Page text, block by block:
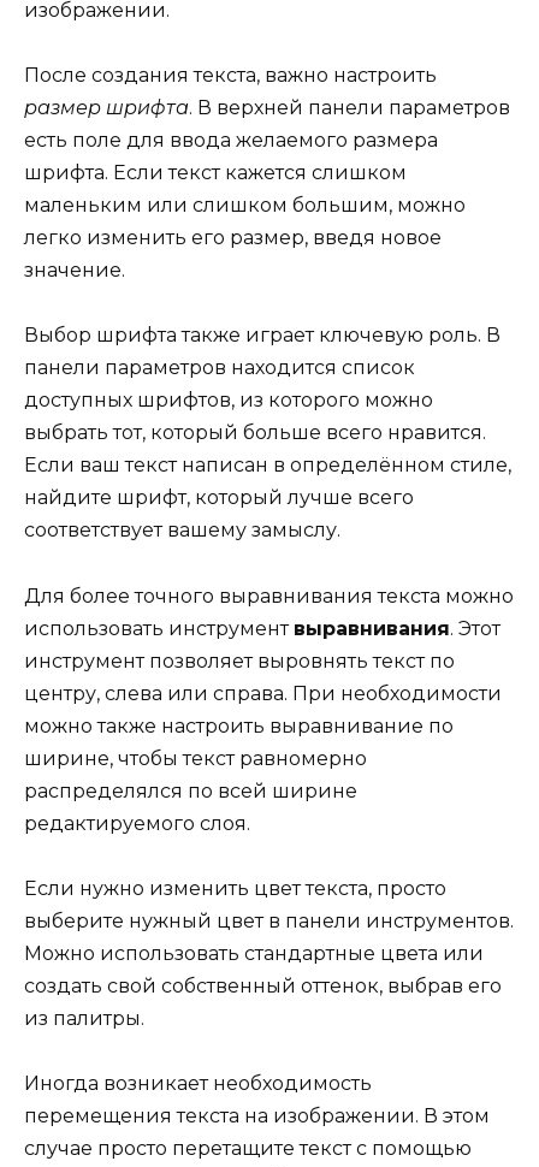
изображении.
После создания текста, важно настроить
размер шрифта. В верхней панели параметров
есть поле для ввода желаемого размера
шрифта. Если текст кажется слишком
маленьким или слишком большим, можно
легко изменить его размер, введя новое
значение.
Выбор шрифта также играет ключевую роль. В
панели параметров находится список
доступных шрифтов, из которого можно
выбрать тот, который больше всего нравится.
Если ваш текст написан в определённом стиле,
найдите шрифт, который лучше всего
соответствует вашему замыслу.
Для более точного выравнивания текста можно
использовать инструмент выравнивания. Этот
инструмент позволяет выровнять текст по
центру, слева или справа. При необходимости
можно также настроить выравнивание по
ширине, чтобы текст равномерно
распределялся по всей ширине
редактируемого слоя.
Если нужно изменить цвет текста, просто
выберите нужный цвет в панели инструментов.
Можно использовать стандартные цвета или
создать свой собственный оттенок, выбрав его
из палитры.
Иногда возникает необходимость
перемещения текста на изображении. В этом
случае просто перетащите текст с помощью